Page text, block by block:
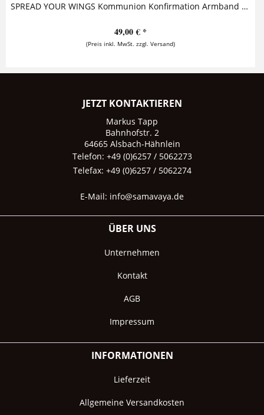
SPREAD YOUR WINGS Kommunion Konfirmation Armband mit Gravur Dieses zauberhafte Namensarmband besteht aus einem personalisierten Namensanhänger,...
49,00 € *
(Preis inkl. MwSt. zzgl. Versand)
JETZT KONTAKTIEREN
Markus Tapp
Bahnhofstr. 2
64665 Alsbach-Hähnlein
Telefon: +49 (0)6257 / 5062273
Telefax: +49 (0)6257 / 5062274
E-Mail: info@samavaya.de
ÜBER UNS
Unternehmen
Kontakt
AGB
Impressum
INFORMATIONEN
Lieferzeit
Allgemeine Versandkosten